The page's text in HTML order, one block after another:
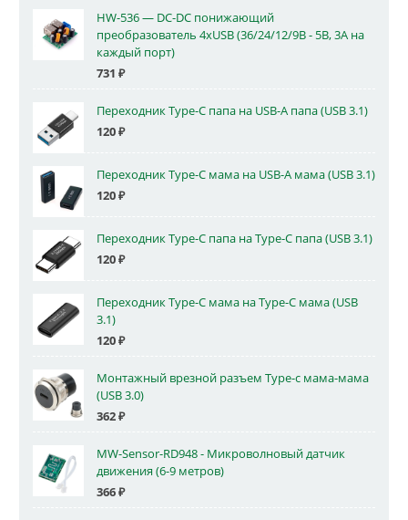
HW-536 — DC-DC понижающий
преобразователь 4xUSB (36/24/12/9В - 5В, 3А на
каждый порт)
731 ₽
Переходник Type-C папа на USB-A папа (USB 3.1)
120₽
Переходник Type-C мама на USB-A мама (USB 3.1)
120₽
Переходник Type-C папа на Type-C папа (USB 3.1)
120₽
Переходник Type-C мама на Type-C мама (USB
3.1)
120₽
Монтажный врезной разъем Type-c мама-мама
(USB 3.0)
362₽
MW-Sensor-RD948 - Микроволновый датчик
движения (6-9 метров)
366₽